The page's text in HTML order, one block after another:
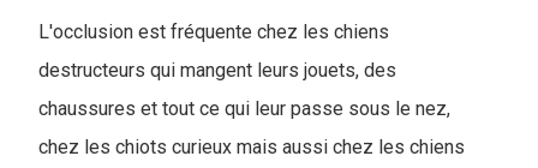
L'occlusion est fréquente chez les chiens
destructeurs qui mangent leurs jouets, des
chaussures et tout ce qui leur passe sous le nez,
chez les chiots curieux mais aussi chez les chiens